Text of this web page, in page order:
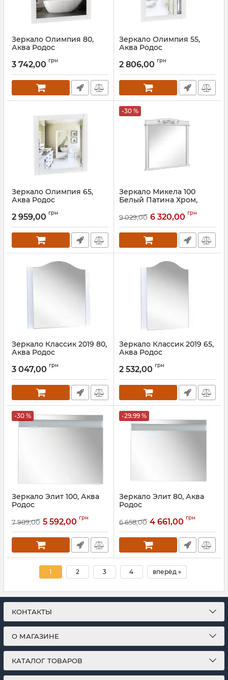
Зеркало Олимпия 80,
Аква Родос
3 742,00 грн
Зеркало Олимпия 55,
Аква Родос
2 806,00 грн
Зеркало Олимпия 65,
Аква Родос
2 959,00 грн
-30 %
Зеркало Микела 100
Белый Патина Хром,
Артикул:АР000001099
9 029,00 6 320,00 грн
Зеркало Классик 2019 80,
Аква Родос
3 047,00 грн
Зеркало Классик 2019 65,
Аква Родос
2 532,00 грн
-30 %
Зеркало Элит 100, Аква
Родос
7 989,00 5 592,00 грн
-29.99 %
Зеркало Элит 80, Аква
Родос
6 658,00 4 661,00 грн
1 2 3 4 вперёд »
КОНТАКТЫ
О МАГАЗИНЕ
КАТАЛОГ ТОВАРОВ